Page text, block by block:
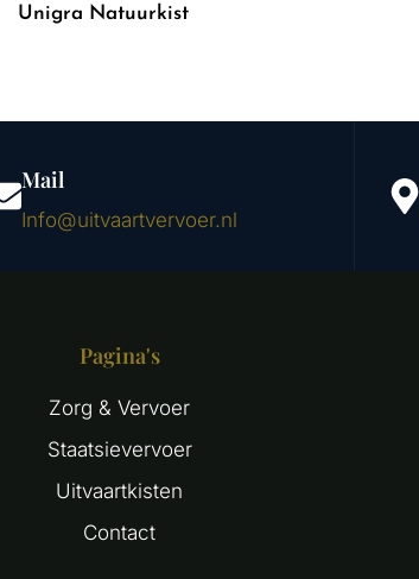
Unigra Natuurkist
Mail
Info@uitvaartvervoer.nl
Pagina's
Zorg & Vervoer
Staatsievervoer
Uitvaartkisten
Contact